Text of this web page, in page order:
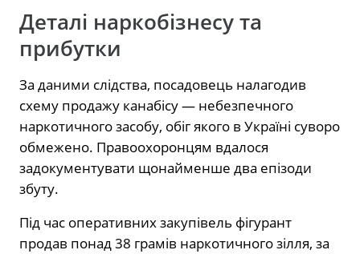
Деталі наркобізнесу та
прибутки
За даними слідства, посадовець налагодив
схему продажу канабісу — небезпечного
наркотичного засобу, обіг якого в Україні суворо
обмежено. Правоохоронцям вдалося
задокументувати щонайменше два епізоди
збуту.
Під час оперативних закупівель фігурант
продав понад 38 грамів наркотичного зілля, за